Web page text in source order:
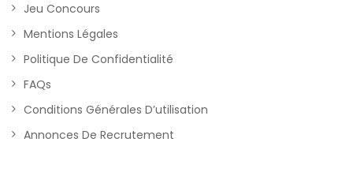
Jeu Concours
Mentions Légales
Politique De Confidentialité
FAQs
Conditions Générales D’utilisation
Annonces De Recrutement